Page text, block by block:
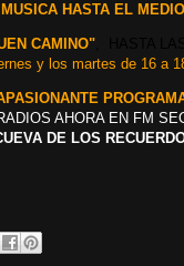
HASTA EL
CAMINO"
y los martes de 16 a
AHORA EN FM
DE LOS